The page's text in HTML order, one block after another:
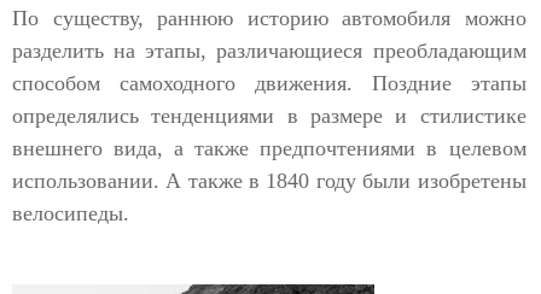
По существу, раннюю историю автомобиля можно
разделить на этапы, различающиеся преобладающим
способом самоходного движения. Поздние этапы
определялись тенденциями в размере и стилистике
внешнего вида, а также предпочтениями в целевом
использовании. А также в 1840 году были изобретены
велосипеды.